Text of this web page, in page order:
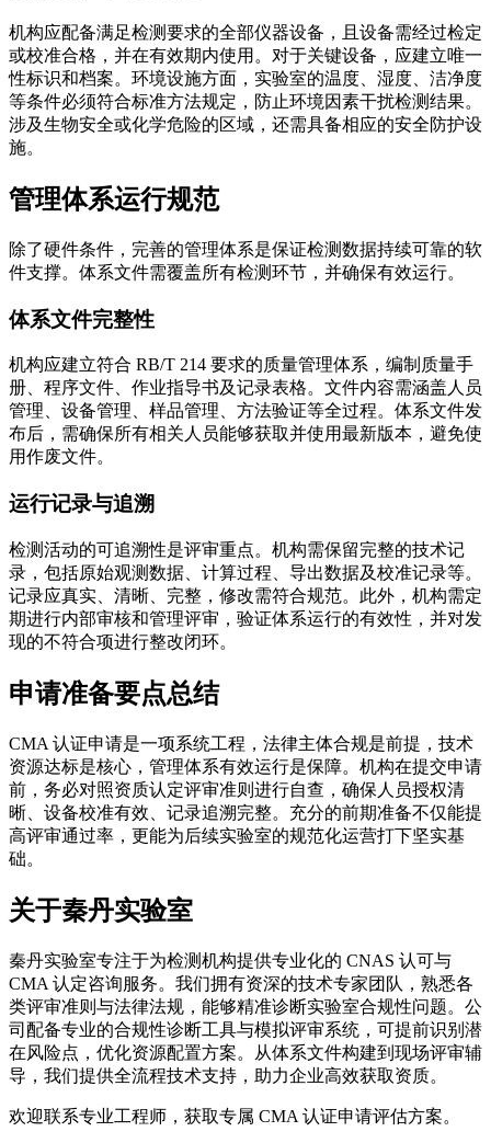
机构应配备满足检测要求的全部仪器设备，且设备需经过检定
或校准合格，并在有效期内使用。对于关键设备，应建立唯一
性标识和档案。环境设施方面，实验室的温度、湿度、洁净度
等条件必须符合标准方法规定，防止环境因素干扰检测结果。
涉及生物安全或化学危险的区域，还需具备相应的安全防护设
施。
管理体系运行规范
除了硬件条件，完善的管理体系是保证检测数据持续可靠的软
件支撑。体系文件需覆盖所有检测环节，并确保有效运行。
体系文件完整性
机构应建立符合 RB/T 214 要求的质量管理体系，编制质量手
册、程序文件、作业指导书及记录表格。文件内容需涵盖人员
管理、设备管理、样品管理、方法验证等全过程。体系文件发
布后，需确保所有相关人员能够获取并使用最新版本，避免使
用作废文件。
运行记录与追溯
检测活动的可追溯性是评审重点。机构需保留完整的技术记
录，包括原始观测数据、计算过程、导出数据及校准记录等。
记录应真实、清晰、完整，修改需符合规范。此外，机构需定
期进行内部审核和管理评审，验证体系运行的有效性，并对发
现的不符合项进行整改闭环。
申请准备要点总结
CMA 认证申请是一项系统工程，法律主体合规是前提，技术
资源达标是核心，管理体系有效运行是保障。机构在提交申请
前，务必对照资质认定评审准则进行自查，确保人员授权清
晰、设备校准有效、记录追溯完整。充分的前期准备不仅能提
高评审通过率，更能为后续实验室的规范化运营打下坚实基
础。
关于秦丹实验室
秦丹实验室专注于为检测机构提供专业化的 CNAS 认可与
CMA 认定咨询服务。我们拥有资深的技术专家团队，熟悉各
类评审准则与法律法规，能够精准诊断实验室合规性问题。公
司配备专业的合规性诊断工具与模拟评审系统，可提前识别潜
在风险点，优化资源配置方案。从体系文件构建到现场评审辅
导，我们提供全流程技术支持，助力企业高效获取资质。
欢迎联系专业工程师，获取专属 CMA 认证申请评估方案。